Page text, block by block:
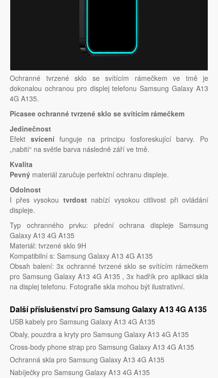
Ochranné tvrzené sklo se svítícím rámečkem ve tmě je
dokonalou ochranou pro displej telefonu Samsung Galaxy A13
4G A135.
Picasee ochranné tvrzené sklo se svítícím rámečkem
Jedinečnost
Efekt svícenífunguje na principu fosforeskující barvy. Po
„nabití“ na světle barva následně září ve tmě.
Kvalita
Pevný materiál zaručuje perfektní ochranu displeje.
Odolnost
I přes vysokou tvrdostnabízí vysokou citlivost při ovládání
displeje.
Typ ochranného prvku: přední ochrana displeje Samsung
Galaxy A13 4G A135
Materiál: tvrzené sklo 9H
Kompatibilní s: Samsung Galaxy A13 4G A135
Obsah balení: 3x ochranné tvrzené sklo se svítícím rámečkem
pro Samsung Galaxy A13 4G A135 , 3x hadřík pro aplikaci skla
na displej telefonu. Fotografie skla mohou být ilustrativní.
Další příslušenství pro Samsung Galaxy A13 4G A135
USB kabely pro Samsung Galaxy A13 4G A135
Obaly, pouzdra a kryty pro Samsung Galaxy A13 4G A135
Cross-body phone strap pro Samsung Galaxy A13 4G A135
Ochranná skla pro Samsung Galaxy A13 4G A135
Nabíječky pro Samsung Galaxy A13 4G A135